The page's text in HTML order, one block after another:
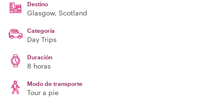
Destino
Glasgow, Scotland
Categoría
Day Trips
Duración
8 horas
Modo de transporte
Tour a pie